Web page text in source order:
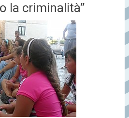
la criminalità”